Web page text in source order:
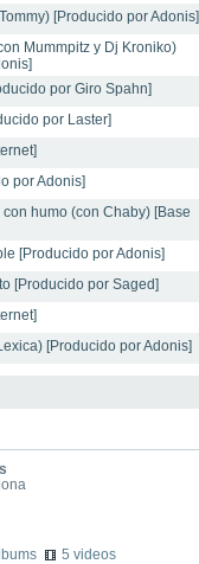
[Producido por Adonis]
Mummpitz y Dj Kroniko)
por Giro Spahn]
por Laster]
por Adonis]
humo (con Chaby) [Base
[Producido por Adonis]
[Producido por Saged]
[Producido por Adonis]
5 videos